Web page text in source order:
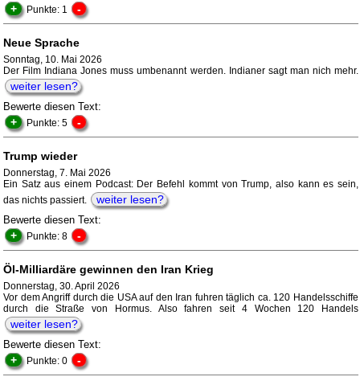
+ Punkte: 1 -
Neue Sprache
Sonntag, 10. Mai 2026
Der Film Indiana Jones muss umbenannt werden. Indianer sagt man nich mehr.
weiter lesen?
Bewerte diesen Text:
+ Punkte: 5 -
Trump wieder
Donnerstag, 7. Mai 2026
Ein Satz aus einem Podcast: Der Befehl kommt von Trump, also kann es sein,
das nichts passiert.
weiter lesen?
Bewerte diesen Text:
+ Punkte: 8 -
Öl-Milliardäre gewinnen den Iran Krieg
Donnerstag, 30. April 2026
Vor dem Angriff durch die USA auf den Iran fuhren täglich ca. 120 Handelsschiffe
durch die Straße von Hormus. Also fahren seit 4 Wochen 120 Handels
weiter lesen?
Bewerte diesen Text:
+ Punkte: 0 -